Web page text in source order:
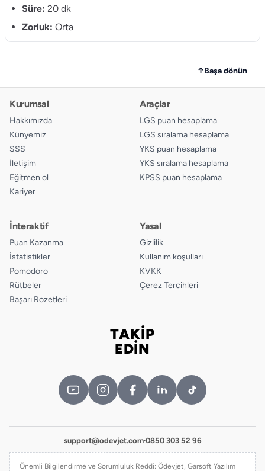
12. A B C D
15. C
Süre: 20 dk
Zorluk: Orta
↑Başa dönün
Kurumsal
Hakkımızda
Künyemiz
SSS
İletişim
Eğitmen ol
Kariyer
Araçlar
LGS puan hesaplama
LGS sıralama hesaplama
YKS puan hesaplama
YKS sıralama hesaplama
KPSS puan hesaplama
İnteraktif
Puan Kazanma
İstatistikler
Pomodoro
Rütbeler
Başarı Rozetleri
Yasal
Gizlilik
Kullanım koşulları
KVKK
Çerez Tercihleri
TAKİP
EDİN
support@odevjet.com·0850 303 52 96
Önemli Bilgilendirme ve Sorumluluk Reddi: Ödevjet, Garsoft Yazılım